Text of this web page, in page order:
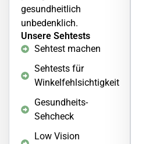
gesundheitlich
unbedenklich.
Unsere Sehtests
Sehtest machen
Sehtests für
Winkelfehlsichtigkeit
Gesundheits-
Sehcheck
Low Vision